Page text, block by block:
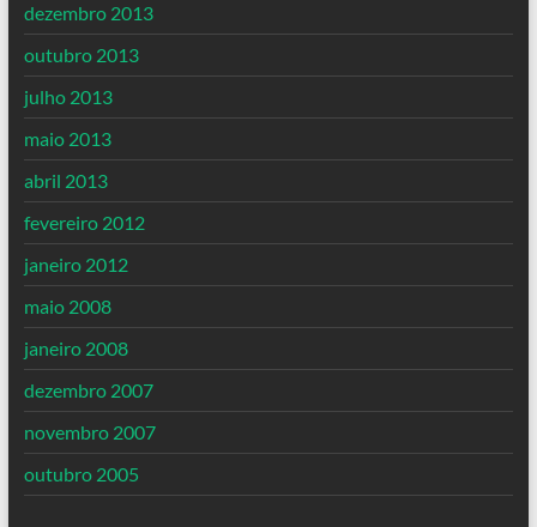
dezembro 2013
outubro 2013
julho 2013
maio 2013
abril 2013
fevereiro 2012
janeiro 2012
maio 2008
janeiro 2008
dezembro 2007
novembro 2007
outubro 2005